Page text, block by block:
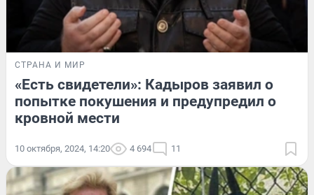
СТРАНА И МИР
«Есть свидетели»: Кадыров заявил о
попытке покушения и предупредил о
кровной мести
10 октября, 2024, 14:20 4 694 11